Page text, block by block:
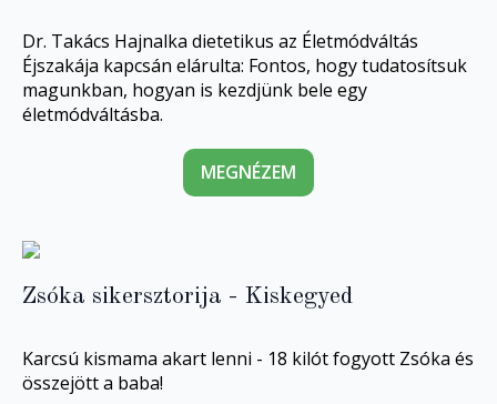
Dr. Takács Hajnalka dietetikus az Életmódváltás
Éjszakája kapcsán elárulta: Fontos, hogy tudatosítsuk
magunkban, hogyan is kezdjünk bele egy
életmódváltásba.
MEGNÉZEM
Zsóka sikersztorija - Kiskegyed
Karcsú kismama akart lenni - 18 kilót fogyott Zsóka és
összejött a baba!